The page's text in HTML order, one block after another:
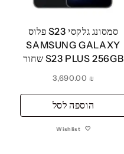
סמסונג גלקסי S23 פלוס
SAMSUNG GALAXY
S23 PLUS 256GB שחור
₪
הוספה לסל
Wishlist